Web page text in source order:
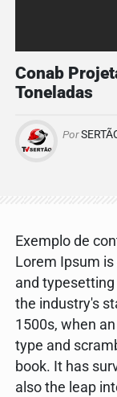
Conab
Toneladas
Por
Exemplo de
Lorem Ipsum
and
the industry's
1500s, when
type and
book. It has
also the leap